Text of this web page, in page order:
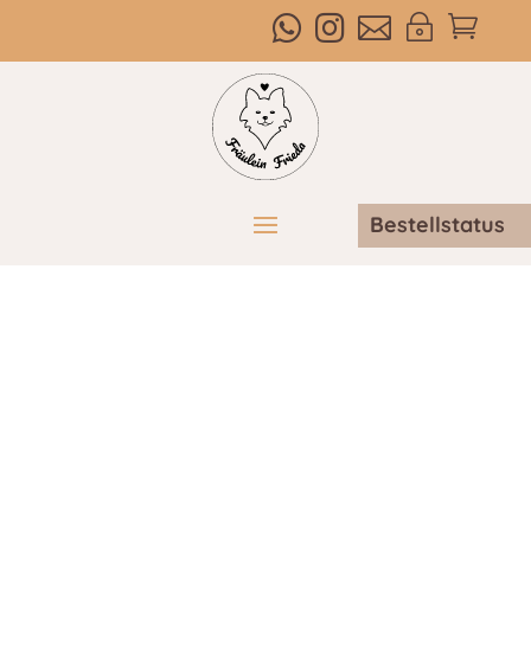

~



Bestellstatus